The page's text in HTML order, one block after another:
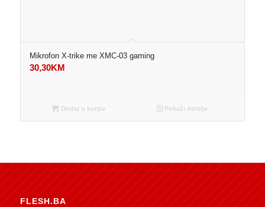
Mikrofon X-trike me XMC-03 gaming
30,30KM
Dodaj u korpu Pokaži detalje
FLESH.BA